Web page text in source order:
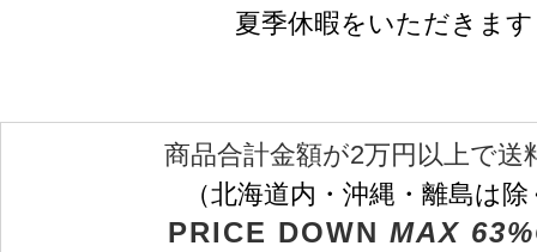
夏季休暇をいただきます
商品合計金額が2万円以上で送
（北海道内・沖縄・離島は
PRICE DOWN MAX